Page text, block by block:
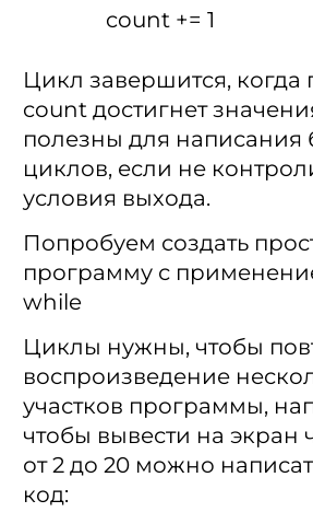
count += 1
Цикл завершится, когда
count достигнет
полезны для написания
циклов, если не
условия выхода.
Попробуем создать
программу с
while
Циклы нужны, чтобы
воспроизведение
участков программы,
чтобы вывести на экран
от 2 до 20 можно
код: